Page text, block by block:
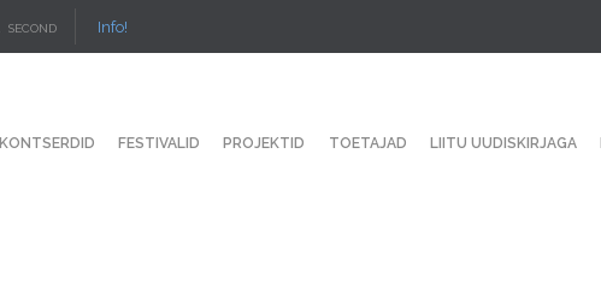
SECOND Info!
KONTSERDID FESTIVALID PROJEKTID TOETAJAD LIITU UUDISKIRJAGA